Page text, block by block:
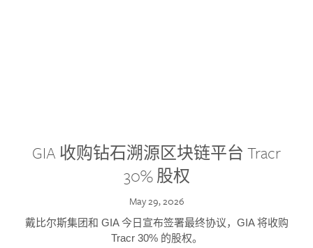
GIA 收购钻石溯源区块链平台 Tracr
30% 股权
May 29, 2026
戴比尔斯集团和 GIA 今日宣布签署最终协议，GIA 将收购
Tracr 30% 的股权。